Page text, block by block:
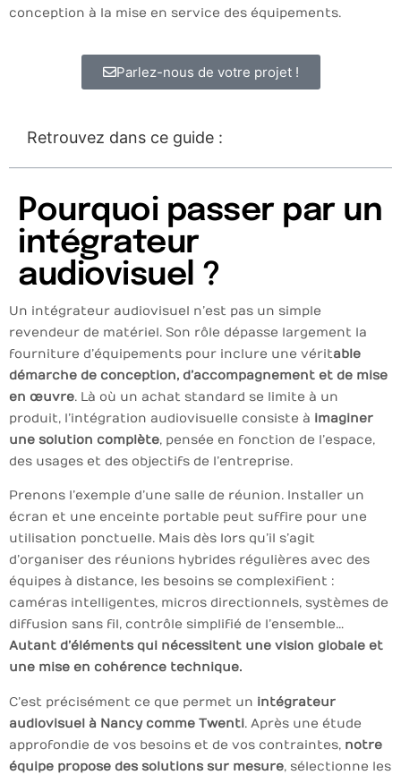
conception à la mise en service des équipements.
Parlez-nous de votre projet !
Retrouvez dans ce guide :
Pourquoi passer par un
intégrateur
audiovisuel ?
Un intégrateur audiovisuel n’est pas un simple
revendeur de matériel. Son rôle dépasse largement la
fourniture d’équipements pour inclure une véritable
démarche de conception, d’accompagnement et de mise
en œuvre. Là où un achat standard se limite à un
produit, l’intégration audiovisuelle consiste à imaginer
une solution complète, pensée en fonction de l’espace,
des usages et des objectifs de l’entreprise.
Prenons l’exemple d’une salle de réunion. Installer un
écran et une enceinte portable peut suffire pour une
utilisation ponctuelle. Mais dès lors qu’il s’agit
d’organiser des réunions hybrides régulières avec des
équipes à distance, les besoins se complexifient :
caméras intelligentes, micros directionnels, systèmes de
diffusion sans fil, contrôle simplifié de l’ensemble…
Autant d’éléments qui nécessitent une vision globale et
une mise en cohérence technique.
C’est précisément ce que permet un intégrateur
audiovisuel à Nancy comme Twenti. Après une étude
approfondie de vos besoins et de vos contraintes, notre
équipe propose des solutions sur mesure, sélectionne les